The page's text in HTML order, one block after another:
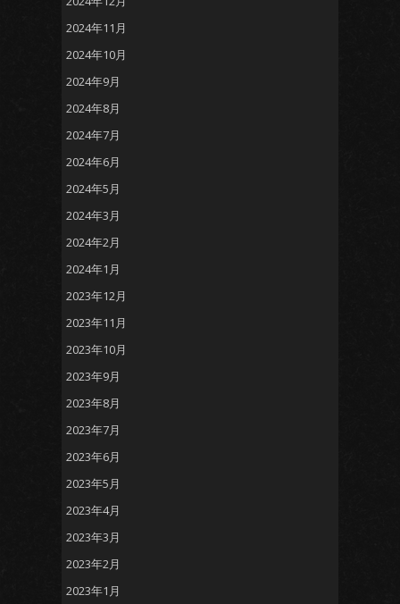
2024年11月
2024年10月
2024年9月
2024年8月
2024年7月
2024年6月
2024年5月
2024年3月
2024年2月
2024年1月
2023年12月
2023年11月
2023年10月
2023年9月
2023年8月
2023年7月
2023年6月
2023年5月
2023年4月
2023年3月
2023年2月
2023年1月